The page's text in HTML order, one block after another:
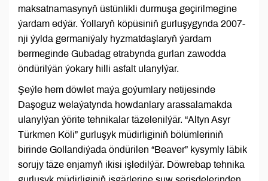
maksatnamasynyň üstünlikli durmuşa geçirilmegine
ýardam edýär. Ýollaryň köpüsiniň gurluşygynda 2007-
nji ýylda germaniýaly hyzmatdaşlaryň ýardam
bermeginde Gubadag etrabynda gurlan zawodda
öndürilýän ýokary hilli asfalt ulanylýar.
Şeýle hem döwlet maýa goýumlary netijesinde
Daşoguz welaýatynda howdanlary arassalamakda
ulanylýan ýörite tehnikalar täzelenilýär. “Altyn Asyr
Türkmen Köli” gurluşyk müdirliginiň bölümleriniň
birinde Gollandiýada öndürilen “Beaver” kysymly läbik
sorujy täze enjamyň ikisi işledilýär. Döwrebap tehnika